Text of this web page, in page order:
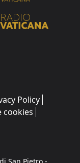
Policy
cookies